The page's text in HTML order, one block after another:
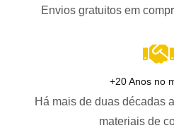
Envios gratuitos em
+20 Anos no
Há mais de duas décadas
materiais de